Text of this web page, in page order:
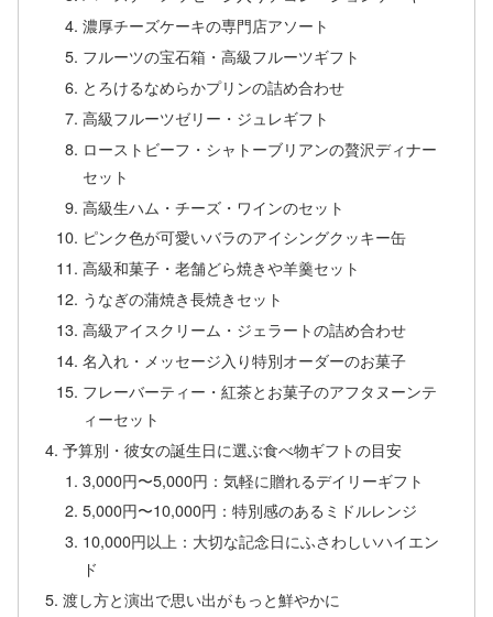
濃厚チーズケーキの専門店アソート
フルーツの宝石箱・高級フルーツギフト
とろけるなめらかプリンの詰め合わせ
高級フルーツゼリー・ジュレギフト
ローストビーフ・シャトーブリアンの贅沢ディナー
セット
高級生ハム・チーズ・ワインのセット
ピンク色が可愛いバラのアイシングクッキー缶
高級和菓子・老舗どら焼きや羊羹セット
うなぎの蒲焼き長焼きセット
高級アイスクリーム・ジェラートの詰め合わせ
名入れ・メッセージ入り特別オーダーのお菓子
フレーバーティー・紅茶とお菓子のアフタヌーンテ
ィーセット
予算別・彼女の誕生日に選ぶ食べ物ギフトの目安
3,000円〜5,000円：気軽に贈れるデイリーギフト
5,000円〜10,000円：特別感のあるミドルレンジ
10,000円以上：大切な記念日にふさわしいハイエン
ド
渡し方と演出で思い出がもっと鮮やかに